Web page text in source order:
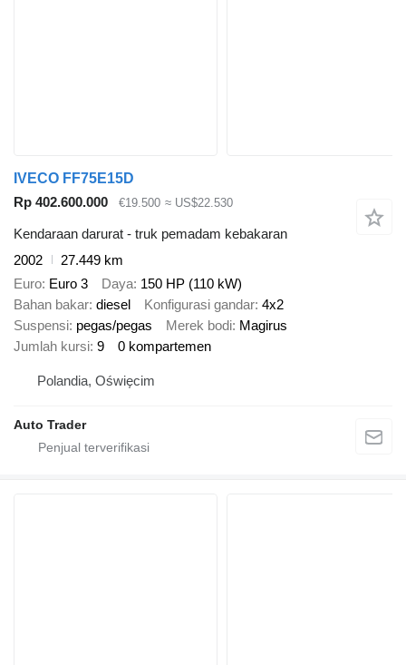
IVECO FF75E15D
Rp 402.600.000
€19.500 ≈ US$22.530
Kendaraan darurat - truk pemadam kebakaran
2002
27.449 km
Euro Euro 3 Daya 150 HP (110 kW)
Bahan bakar diesel Konfigurasi gandar 4x2
Suspensi pegas/pegas Merek bodi Magirus
Jumlah kursi 9 0 kompartemen
Polandia, Oświęcim
Auto Trader